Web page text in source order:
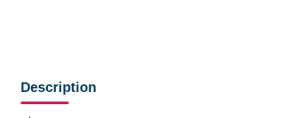
Description